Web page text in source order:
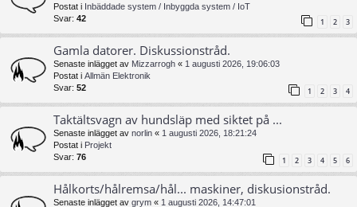
Postat i Inbäddade system / Inbyggda system / IoT
Svar: 42 1 2 3
Gamla datorer. Diskussionstråd.
Senaste inlägget av Mizzarrogh « 1 augusti 2026, 19:06:03
Postat i Allmän Elektronik
Svar: 52 1 2 3 4
Taktältsvagn av hundsläp med siktet på ...
Senaste inlägget av norlin « 1 augusti 2026, 18:21:24
Postat i Projekt
Svar: 76 1 2 3 4 5 6
Hålkorts/hålremsa/hål... maskiner, diskusionstråd.
Senaste inlägget av grym « 1 augusti 2026, 14:47:01